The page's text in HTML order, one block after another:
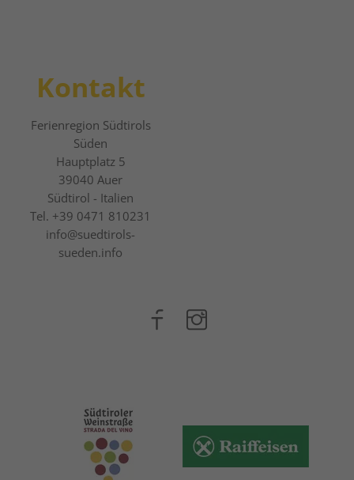
Kontakt
Ferienregion Südtirols
Süden
Hauptplatz 5
39040 Auer
Südtirol - Italien
Tel. +39 0471 810231
info@suedtirols-
sueden.info